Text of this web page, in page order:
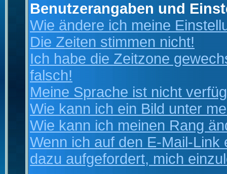
Benutzerangaben und
Wie ändere ich meine
Die Zeiten stimmen nicht!
Ich habe die Zeitzone
falsch!
Meine Sprache ist nicht
Wie kann ich ein Bild unter
Wie kann ich meinen Rang
Wenn ich auf den E-Mail-
dazu aufgefordert, mich